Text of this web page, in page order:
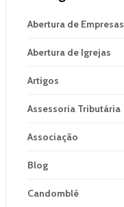
Abertura de Empresas
Abertura de Igrejas
Artigos
Assessoria Tributária
Associação
Blog
Candomblé